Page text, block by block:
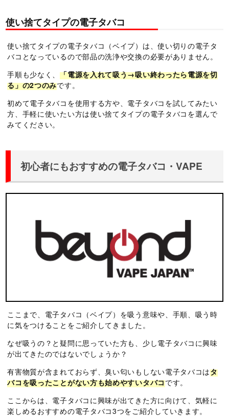
使い捨てタイプの電子タバコ
使い捨てタイプの電子タバコ（ベイプ）は、使い切りの電子タ
バコとなっているので部品の洗浄や交換の必要がありません。
手順も少なく、「電源を入れて吸う→吸い終わったら電源を切
る」の2つのみです。
初めて電子タバコを使用する方や、電子タバコを試してみたい
方、手軽に使いたい方は使い捨てタイプの電子タバコを選んで
みてください。
初心者にもおすすめの電子タバコ・VAPE
ここまで、電子タバコ（ベイプ）を吸う意味や、手順、吸う時
に気をつけることをご紹介してきました。
なぜ吸うの？と疑問に思っていた方も、少し電子タバコに興味
が出てきたのではないでしょうか？
有害物質が含まれておらず、臭い匂いもしない電子タバコはタ
バコを吸ったことがない方も始めやすいタバコです。
ここからは、電子タバコに興味が出てきた方に向けて、気軽に
楽しめるおすすめの電子タバコ3つをご紹介していきます。